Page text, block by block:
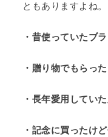
ともありますよね。
・昔使っていたブ
・贈り物でもらっ
・長年愛用してい
・記念に買ったけ